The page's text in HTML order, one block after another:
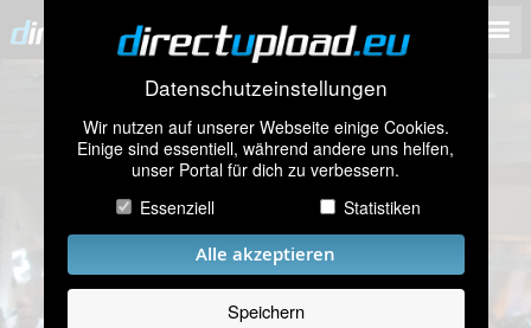
Datenschutzeinstellungen
Wir nutzen auf unserer Webseite einige Cookies.
Einige sind essentiell, während andere uns helfen,
unser Portal für dich zu verbessern.
Essenziell
Statistiken
Alle akzeptieren
Speichern